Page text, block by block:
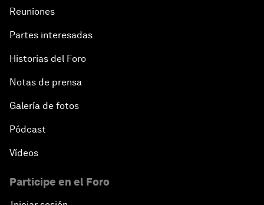
Reuniones
Partes interesadas
Historias del Foro
Notas de prensa
Galería de fotos
Pódcast
Vídeos
Participe en el Foro